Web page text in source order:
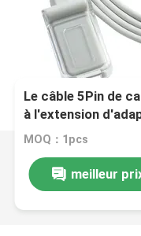
Le câble 5Pin de
à l'extension
2.4M TPU
MOQ：1pcs
meilleur